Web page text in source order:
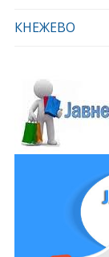
КНЕЖЕВО